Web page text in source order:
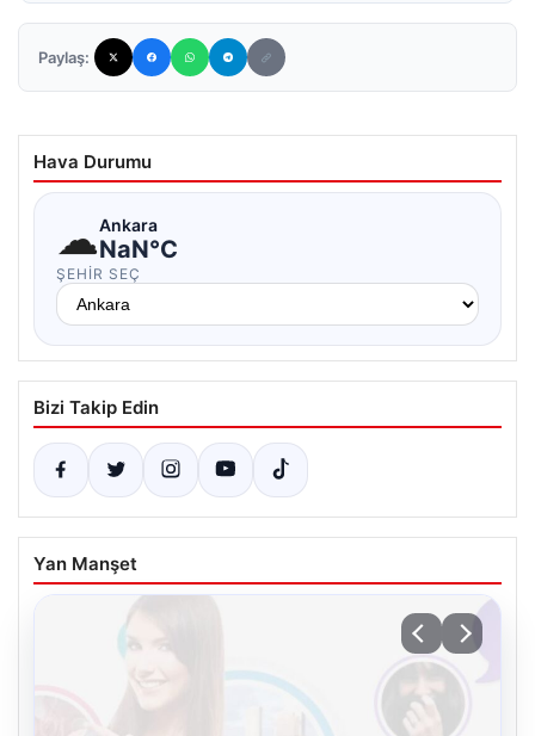
Paylaş:
Hava Durumu
☁Ankara
NaN°C
ŞEHIR SEÇ
Bizi Takip Edin
Yan Manşet